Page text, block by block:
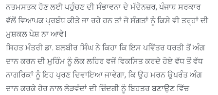
ਨਤਮਸਤਕ ਹੋਣ ਲਈ ਪਹੁੰਚਣ ਦੀ ਸੰਭਾਵਨਾ ਦੇ ਮੱਦੇਨਜ਼ਰ, ਪੰਜਾਬ ਸਰਕਾਰ
ਵੱਲੋਂ ਵਿਆਪਕ ਪ੍ਰਬੰਧ ਕੀਤੇ ਜਾ ਰਹੇ ਹਨ ਤਾਂ ਜੋ ਸੰਗਤਾਂ ਨੂੰ ਕਿਸੇ ਵੀ ਤਰ੍ਹਾਂ ਦੀ
ਮੁਸ਼ਕਲ ਪੇਸ਼ ਨਾ ਆਵੇ।
ਸਿਹਤ ਮੰਤਰੀ ਡਾ. ਬਲਬੀਰ ਸਿੰਘ ਨੇ ਕਿਹਾ ਕਿ ਇਸ ਪਵਿੱਤਰ ਧਰਤੀ ਤੋਂ ਅੰਗ
ਦਾਨ ਕਰਨ ਦੀ ਮੁਹਿੰਮ ਨੂੰ ਲੋਕ ਲਹਿਰ ਵਜੋਂ ਵਿਕਸਿਤ ਕਰਦੇ ਹੋਏ ਵੱਧ ਤੋਂ ਵੱਧ
ਨਾਗਰਿਕਾਂ ਨੂੰ ਇਹ ਪ੍ਰਣ ਦਿਵਾਇਆ ਜਾਵੇਗਾ, ਕਿ ਉਹ ਮਰਨ ਉਪਰੰਤ ਅੰਗ
ਦਾਨ ਕਰਕੇ ਹੋਰ ਨਾਲ ਲੋੜਵੰਦਾਂ ਦੀ ਜ਼ਿੰਦਗੀ ਨੂੰ ਬਿਹਤਰ ਬਣਾਉਣ ਵਿੱਚ